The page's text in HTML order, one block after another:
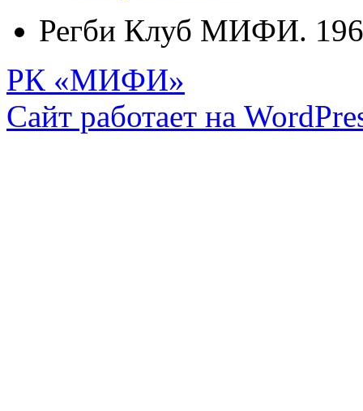
Регби Клуб МИФИ.
РК «МИФИ»
Сайт работает на